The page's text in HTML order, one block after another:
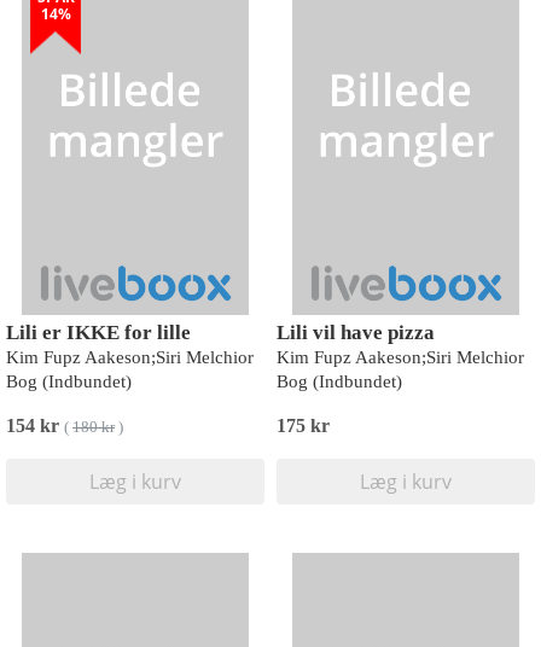
14%
Lili er IKKE for lille
Kim Fupz Aakeson;Siri Melchior
Bog (Indbundet)
154 kr ( 180 kr)
Læg i kurv
Lili vil have pizza
Kim Fupz Aakeson;Siri Melchior
Bog (Indbundet)
175 kr
Læg i kurv